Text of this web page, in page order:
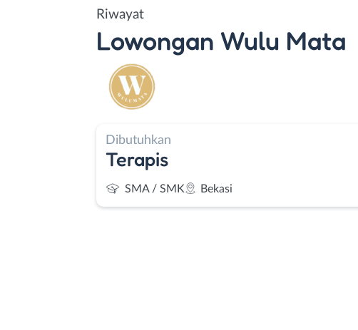
Riwayat
Lowongan Wulu Mata
Dibutuhkan
Terapis
SMA / SMK Bekasi